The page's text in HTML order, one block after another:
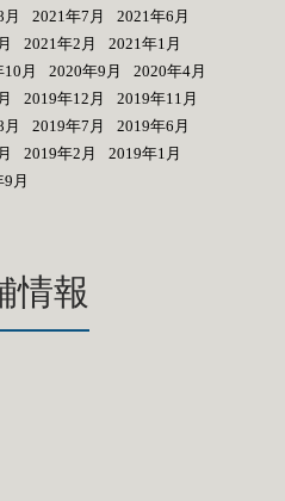
2021年7月
2021年6月
2021年2月
2021年1月
月 2020年9月
2020年4月
2019年12月
2019年11月
2019年7月
2019年6月
2019年2月
2019年1月
月
情報